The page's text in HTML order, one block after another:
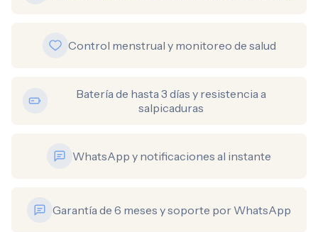
Control menstrual y monitoreo de salud
Batería de hasta 3 días y resistencia a
salpicaduras
WhatsApp y notificaciones al instante
Garantía de 6 meses y soporte por WhatsApp